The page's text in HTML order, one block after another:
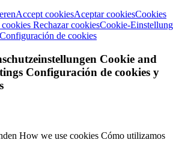
Accept cookiesAceptar cookiesCookies
Rechazar cookiesCookie-
Configuración de cookies
Cookie and
Configuración de cookies y
How we use cookies Cómo utilizamos